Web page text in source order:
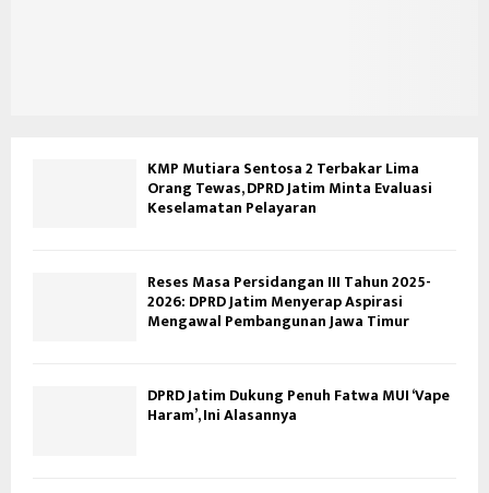
KMP Mutiara Sentosa 2 Terbakar Lima
Orang Tewas, DPRD Jatim Minta Evaluasi
Keselamatan Pelayaran
Reses Masa Persidangan III Tahun 2025-
2026: DPRD Jatim Menyerap Aspirasi
Mengawal Pembangunan Jawa Timur
DPRD Jatim Dukung Penuh Fatwa MUI ‘Vape
Haram’, Ini Alasannya